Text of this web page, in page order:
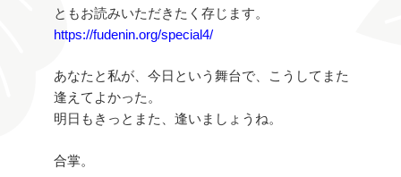
ともお読みいただきたく存じます。
https://fudenin.org/special4/
あなたと私が、今日という舞台で、こうしてまた
逢えてよかった。
明日もきっとまた、逢いましょうね。
合掌。